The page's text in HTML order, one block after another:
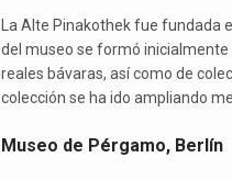
La Alte Pinakothek fue fundada
del museo se formó inicialmente
reales bávaras, así como de
colección se ha ido ampliando
Museo de Pérgamo, Berlín